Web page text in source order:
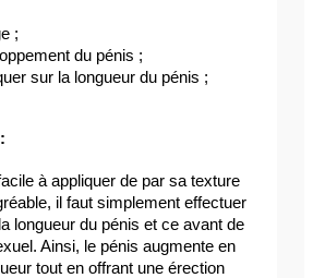
;
du pénis ;
sur la longueur du pénis ;
à appliquer de par sa texture
il faut simplement effectuer
longueur du pénis et ce avant de
Ainsi, le pénis augmente en
tout en offrant une érection